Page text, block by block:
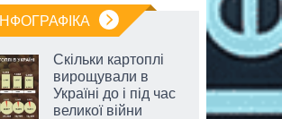
ІНФОГРАФІКА
Скільки картоплі
вирощували в
Україні до і під час
великої війни